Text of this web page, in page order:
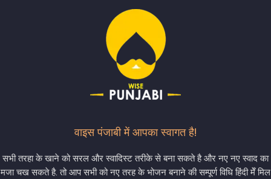
वाइस पंजाबी में आपका स्वागत है!
सभी तरहा के खाने को सरल और स्वादिस्ट तरीके से बना सकते है और नए नए स्वाद का
मजा चख सकते है. तो आप सभी को नए तरह के भोजन बनाने की सम्पूर्ण विधि हिंदी मेँ मिल